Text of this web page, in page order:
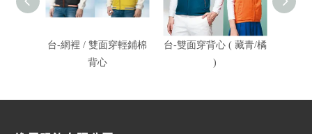
台-網裡 / 雙面穿輕鋪棉
背心
台-雙面穿背心 ( 藏青/橘
)